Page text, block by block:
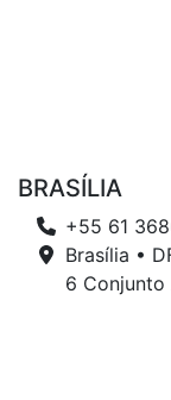
BRASÍLIA
+55 61
Brasília •
6 Conjunto